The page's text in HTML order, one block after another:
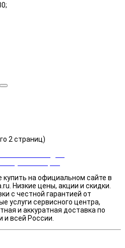
2 страниц)
на официальном сайте в
Низкие цены, акции и скидки.
c честной гарантией от
услуги сервисного центра,
и аккуратная доставка по
и всей России.